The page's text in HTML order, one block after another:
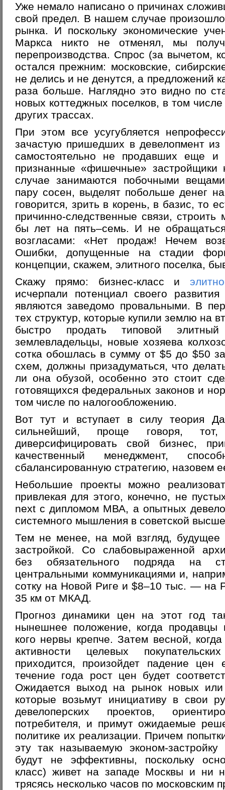
Уже немало написано о причинах
свой предел. В нашем случае
рынка. И поскольку экономические
Маркса никто не отменял, мы
перепроизводства. Спрос (за вычетом,
остался прежним: московские,
не делись и не денутся, а предложений
раза больше. Наглядно это видно по
новых коттеджных поселков, в том
других трассах.
При этом все усугубляется
зачастую пришедших в девелопмент
самостоятельно не продавших еще
признанные «фишечные»
случае занимаются побочными
пару сосен, выделят побольше денег
говорится, зрить в корень, в базис, то
причинно-следственные связи,
бы лет на пять–семь. И не
возгласами: «Нет продаж! Нечем
Ошибки, допущенные на стадии
концепции, скажем, элитного поселка,
Скажу прямо: бизнес-класс и
исчерпали потенциал своего
являются заведомо провальными. В
тех структур, которые купили землю на
быстро продать типовой
землевладельцы, новые хозяева
сотка обошлась в сумму от $5 до $50
схем, должны призадуматься, что
ли она обузой, особенно это стоит
готовящихся федеральных законов и
том числе по налогообложению.
Вот тут и вступает в силу теория
сильнейший, проще говоря,
диверсифицировать свой бизнес,
качественный менеджмент,
сбалансированную стратегию, назовем
Небольшие проекты можно
привлекая для этого, конечно, не
next с дипломом МВА, а опытных
системного мышления в советской
Тем не менее, на мой взгляд,
застройкой. Со слабовыраженной
без обязательного подряда на
центральными коммуникациями и,
сотку на Новой Риге и $8–10 тыс. — на
35 км от МКАД.
Прогноз динамики цен на этот год
нынешнее положение, когда продавцы
кого нервы крепче. Затем весной,
активности целевых
приходится, произойдет падение
течение года рост цен будет
Ожидается выход на рынок новых или
которые возьмут инициативу в свои
девелоперских проектов,
потребителя, и примут ожидаемые
политике их реализации. Причем
эту так называемую эконом-
будут не эффективны, поскольку
класс) живет на западе Москвы и ни
трясясь несколько часов по московским